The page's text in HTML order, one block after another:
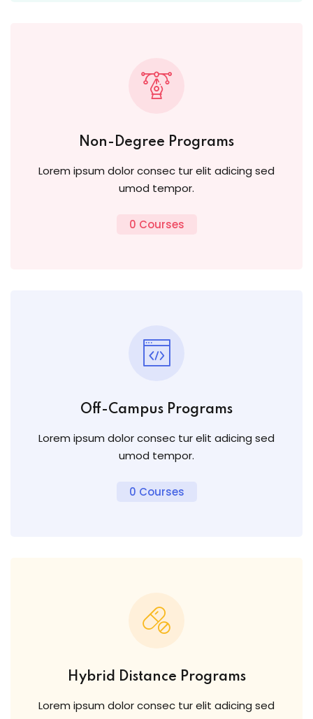
Non-Degree Programs
Lorem ipsum dolor consec tur elit adicing sed
umod tempor.
0 Courses
Off-Campus Programs
Lorem ipsum dolor consec tur elit adicing sed
umod tempor.
0 Courses
Hybrid Distance Programs
Lorem ipsum dolor consec tur elit adicing sed